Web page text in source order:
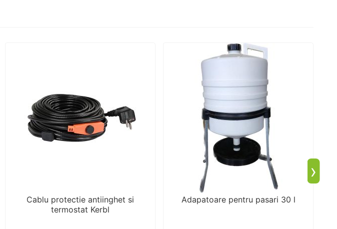
Cablu protectie antiinghet si
termostat Kerbl
Adapatoare pentru pasari 30 l
›